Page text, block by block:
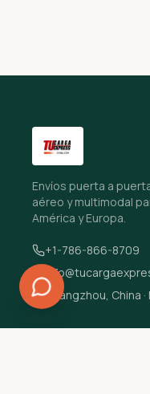
Envíos puerta a
aéreo y multimodal
América y Europa.
+1-786-866-8709
Guangzhou, China ·